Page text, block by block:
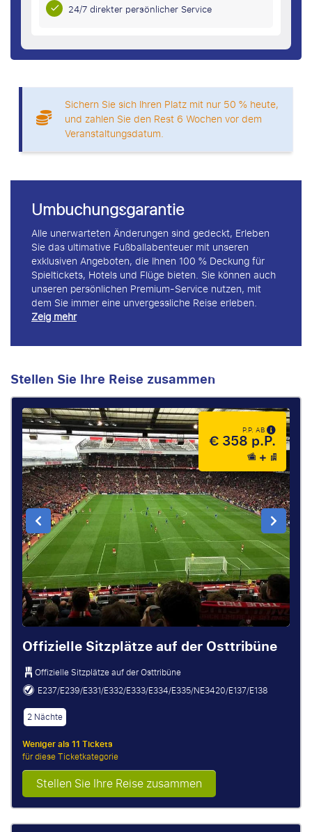
24/7 direkter persönlicher Service
Sichern Sie sich Ihren Platz mit nur 50 % heute,
und zahlen Sie den Rest 6 Wochen vor dem
Veranstaltungsdatum.
Umbuchungsgarantie
Alle unerwarteten Änderungen sind gedeckt, Erleben
Sie das ultimative Fußballabenteuer mit unseren
exklusiven Angeboten, die Ihnen 100 % Deckung für
Spieltickets, Hotels und Flüge bieten. Sie können auch
unseren persönlichen Premium-Service nutzen, mit
dem Sie immer eine unvergessliche Reise erleben.
Zeig mehr
Stellen Sie Ihre Reise zusammen
P.P. AB
€ 358 p.P.
Offizielle Sitzplätze auf der Osttribüne
Offizielle Sitzplätze auf der Osttribüne
E237/E239/E331/E332/E333/E334/E335/NE3420/E137/E138
2 Nächte
Weniger als 11 Tickets
für diese Ticketkategorie
Stellen Sie Ihre Reise zusammen